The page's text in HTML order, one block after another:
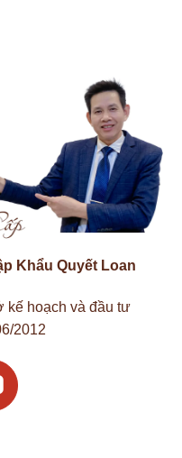
Khẩu Quyết Loan
kế hoạch và đầu tư
2012